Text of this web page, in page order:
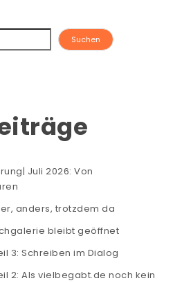
Suchen
Juli 2026: Von
anders, trotzdem da
bleibt geöffnet
3: Schreiben im Dialog
2: Als vielbegabt.de noch kein